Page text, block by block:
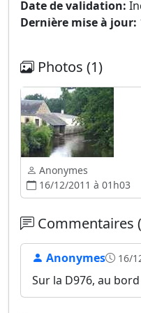
Date de validation:
Dernière mise à jour:
Photos (1)
Anonymes
16/12/2011 à 01h03
Commentaires
Anonymes 16/
Sur la D976, au